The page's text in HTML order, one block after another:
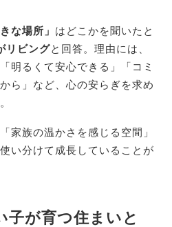
な場所」 はどこかを聞いたと
リビングと回答。理由には、
明るくて安心できる」「コミ
ら」など、心の安らぎを求め
家族の温かさを感じる空間」
い分けて成長していることが
子が育つ住まいと